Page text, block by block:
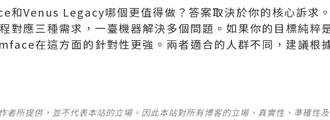
和Venus Legacy哪個更值得做？答案取決於你的核心訴求
對應三種需求，一臺機器解決多個問題。如果你的目標純粹
在這方面的針對性更強。兩者適合的人群不同，建議根
者所提供，並不代表本站的立場。因此本站對所有博客的立場、真實性、準確性